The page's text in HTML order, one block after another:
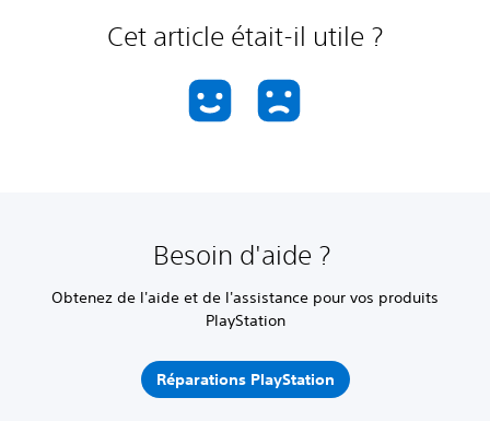
Cet article était-il utile ?
Besoin d'aide ?
Obtenez de l'aide et de l'assistance pour vos produits
PlayStation
Réparations PlayStation